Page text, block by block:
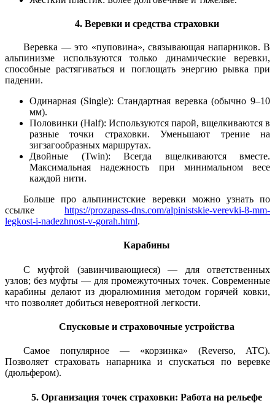
4. Веревки и средства страховки
Веревка — это «пуповина», связывающая напарников. В
альпинизме используются только динамические веревки,
способные растягиваться и поглощать энергию рывка при
падении.
Одинарная (Single): Стандартная веревка (обычно 9–10
мм).
Половинки (Half): Используются парой, вщелкиваются в
разные точки страховки. Уменьшают трение на
зигзагообразных маршрутах.
Двойные (Twin): Всегда вщелкиваются вместе.
Максимальная надежность при минимальном весе
каждой нити.
Больше про альпинистские веревки можно узнать по
ссылке https://prozapass-dns.com/alpinistskie-verevki-8-mm-
legkost-i-nadezhnost-v-gorah.html.
Карабины
С муфтой (завинчивающиеся) — для ответственных
узлов; без муфты — для промежуточных точек. Современные
карабины делают из дюралюминия методом горячей ковки,
что позволяет добиться невероятной легкости.
Спусковые и страховочные устройства
Самое популярное — «корзинка» (Reverso, ATC).
Позволяет страховать напарника и спускаться по веревке
(дюльфером).
5. Организация точек страховки: Работа на рельефе